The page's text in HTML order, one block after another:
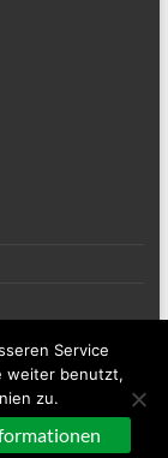
vorbehalten. Theme
Service
weiter benutzt,
zu.